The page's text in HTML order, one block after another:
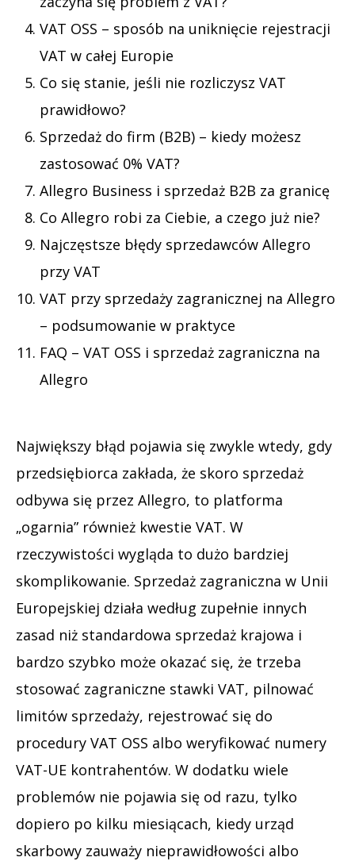
VAT OSS – sposób na uniknięcie rejestracji
VAT w całej Europie
Co się stanie, jeśli nie rozliczysz VAT
prawidłowo?
Sprzedaż do firm (B2B) – kiedy możesz
zastosować 0% VAT?
Allegro Business i sprzedaż B2B za granicę
Co Allegro robi za Ciebie, a czego już nie?
Najczęstsze błędy sprzedawców Allegro
przy VAT
VAT przy sprzedaży zagranicznej na Allegro
– podsumowanie w praktyce
FAQ – VAT OSS i sprzedaż zagraniczna na
Allegro
Największy błąd pojawia się zwykle wtedy, gdy
przedsiębiorca zakłada, że skoro sprzedaż
odbywa się przez Allegro, to platforma
„ogarnia” również kwestie VAT. W
rzeczywistości wygląda to dużo bardziej
skomplikowanie. Sprzedaż zagraniczna w Unii
Europejskiej działa według zupełnie innych
zasad niż standardowa sprzedaż krajowa i
bardzo szybko może okazać się, że trzeba
stosować zagraniczne stawki VAT, pilnować
limitów sprzedaży, rejestrować się do
procedury VAT OSS albo weryfikować numery
VAT-UE kontrahentów. W dodatku wiele
problemów nie pojawia się od razu, tylko
dopiero po kilku miesiącach, kiedy urząd
skarbowy zauważy nieprawidłowości albo